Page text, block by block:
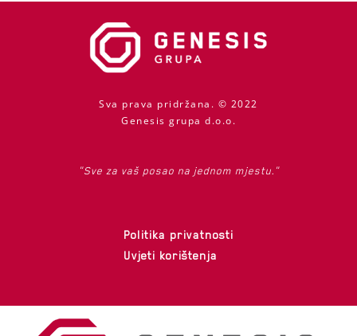
Sva prava pridržana. © 2022
Genesis grupa d.o.o.
"Sve za vaš posao na jednom mjestu."
Politika privatnosti
Uvjeti korištenja